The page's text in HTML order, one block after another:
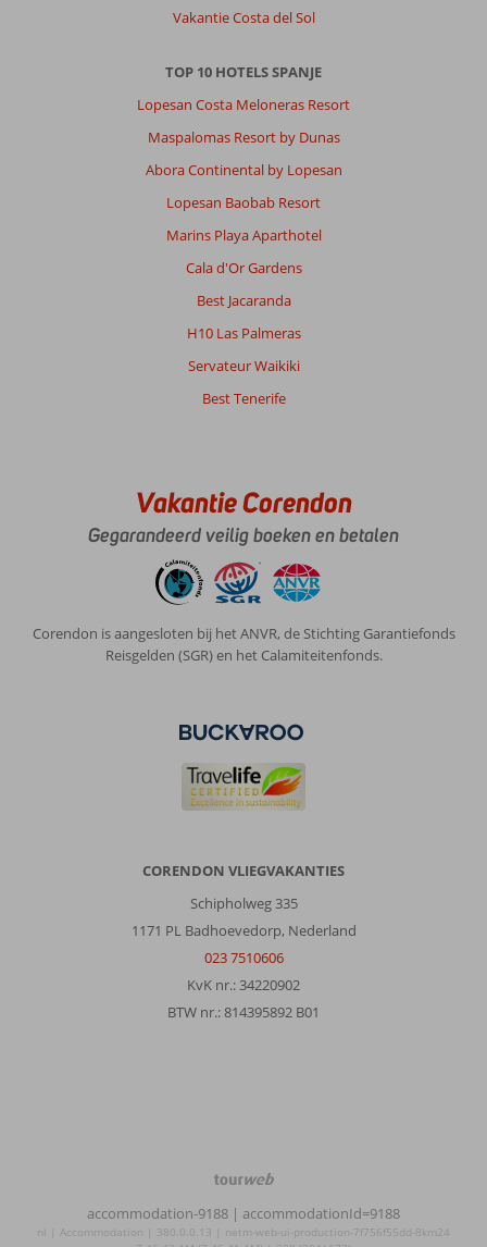
Vakantie Costa del Sol
TOP 10 HOTELS SPANJE
Lopesan Costa Meloneras Resort
Maspalomas Resort by Dunas
Abora Continental by Lopesan
Lopesan Baobab Resort
Marins Playa Aparthotel
Cala d'Or Gardens
Best Jacaranda
H10 Las Palmeras
Servateur Waikiki
Best Tenerife
Vakantie Corendon
Gegarandeerd veilig boeken en betalen
Corendon is aangesloten bij het ANVR, de Stichting Garantiefonds
Reisgelden (SGR) en het Calamiteitenfonds.
CORENDON VLIEGVAKANTIES
Schipholweg 335
1171 PL Badhoevedorp, Nederland
023 7510606
KvK nr.: 34220902
BTW nr.: 814395892 B01
TourWeb
NetMatch
accommodation-9188 | accommodationId=9188
nl | Accommodation | 380.0.0.13 | netm-web-ui-production-7f756f55dd-8km24